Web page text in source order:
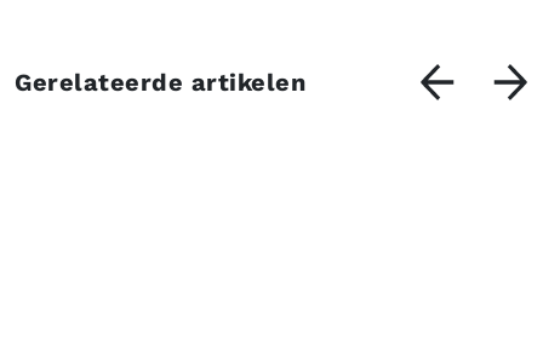
Gerelateerde artikelen